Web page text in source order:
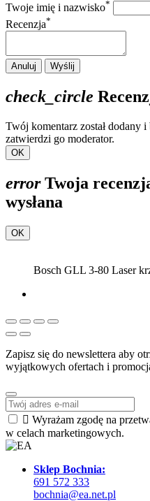
Twoje imię i nazwisko*
Recenzja*
Anuluj Wyślij
check_circle
Twój komentarz został dodany
zatwierdzi go moderator.
OK
errorTwoja
wysłana
OK
Bosch GLL 3-80 Laser
Zapisz się do newslettera aby
wyjątkowych ofertach i
 Wyrażam zgodę na
w celach marketingowych.
Sklep Bochnia:
691 572 333
bochnia@ea.net.pl